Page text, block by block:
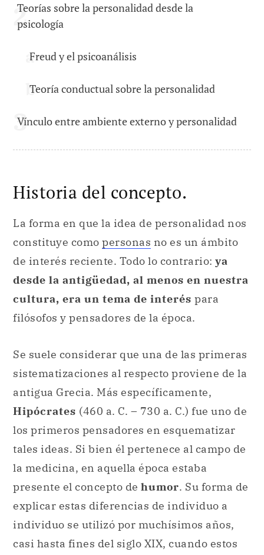
Teorías sobre la personalidad desde la
psicología
Freud y el psicoanálisis
Teoría conductual sobre la personalidad
Vínculo entre ambiente externo y personalidad
Historia del concepto.
La forma en que la idea de personalidad nos
constituye como personas no es un ámbito
de interés reciente. Todo lo contrario: ya
desde la antigüedad, al menos en nuestra
cultura, era un tema de interés para
filósofos y pensadores de la época.
Se suele considerar que una de las primeras
sistematizaciones al respecto proviene de la
antigua Grecia. Más específicamente,
Hipócrates (460 a. C. – 730 a. C.) fue uno de
los primeros pensadores en esquematizar
tales ideas. Si bien él pertenece al campo de
la medicina, en aquella época estaba
presente el concepto de humor. Su forma de
explicar estas diferencias de individuo a
individuo se utilizó por muchísimos años,
casi hasta fines del siglo XIX, cuando estos